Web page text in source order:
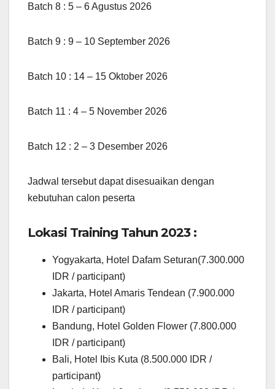
Batch 8 : 5 – 6 Agustus 2026
Batch 9 : 9 – 10 September 2026
Batch 10 : 14 – 15 Oktober 2026
Batch 11 : 4 – 5 November 2026
Batch 12 : 2 – 3 Desember 2026
Jadwal tersebut dapat disesuaikan dengan
kebutuhan calon peserta
Lokasi Training Tahun 2023 :
Yogyakarta, Hotel Dafam Seturan(7.300.000
IDR / participant)
Jakarta, Hotel Amaris Tendean (7.900.000
IDR / participant)
Bandung, Hotel Golden Flower (7.800.000
IDR / participant)
Bali, Hotel Ibis Kuta (8.500.000 IDR /
participant)